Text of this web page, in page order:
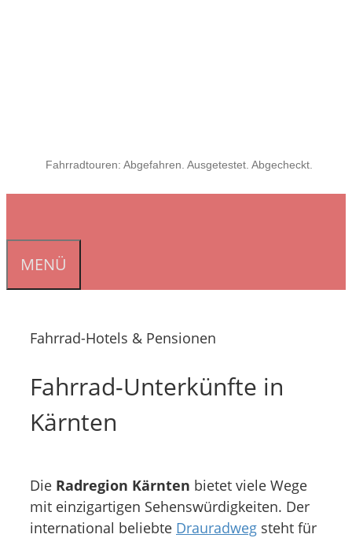
Fahrradtouren: Abgefahren. Ausgetestet. Abgecheckt.
MENÜ
Fahrrad-Hotels & Pensionen
Fahrrad-Unterkünfte in
Kärnten
Die Radregion Kärnten bietet viele Wege
mit einzigartigen Sehenswürdigkeiten. Der
international beliebte Drauradweg steht für